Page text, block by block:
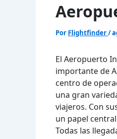
Por Flightfinder/
El Aeropuerto
importante de
centro de
una gran
viajeros. Con
un papel
Todas las